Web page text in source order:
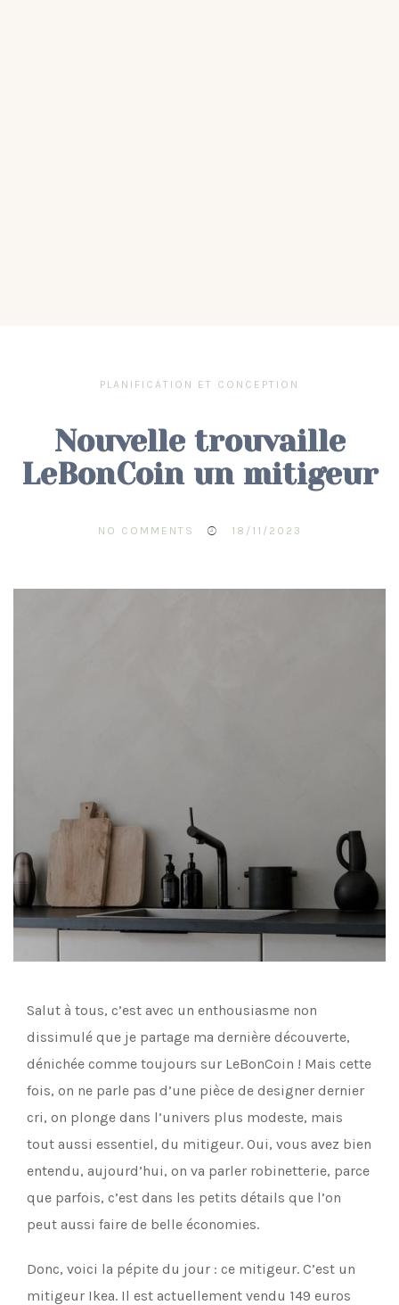
PLANIFICATION ET CONCEPTION
Nouvelle trouvaille
LeBonCoin un mitigeur
NO COMMENTS 18/11/2023
Salut à tous, c’est avec un enthousiasme non
dissimulé que je partage ma dernière découverte,
dénichée comme toujours sur LeBonCoin ! Mais cette
fois, on ne parle pas d’une pièce de designer dernier
cri, on plonge dans l’univers plus modeste, mais
tout aussi essentiel, du mitigeur. Oui, vous avez bien
entendu, aujourd’hui, on va parler robinetterie, parce
que parfois, c’est dans les petits détails que l’on
peut aussi faire de belle économies.
Donc, voici la pépite du jour : ce mitigeur. C’est un
mitigeur Ikea. Il est actuellement vendu 149 euros